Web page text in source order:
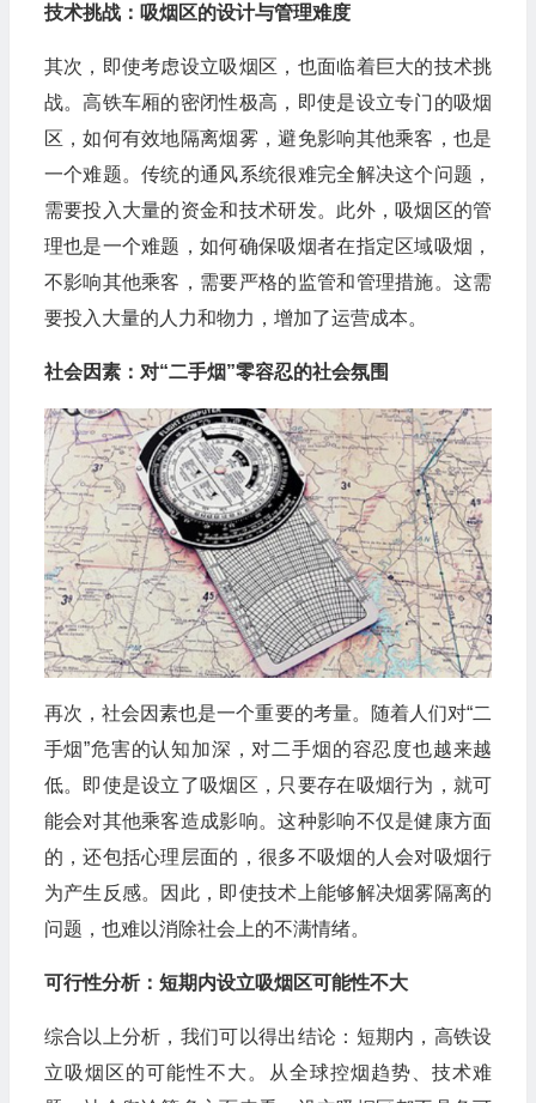
技术挑战：吸烟区的设计与管理难度
其次，即使考虑设立吸烟区，也面临着巨大的技术挑
战。高铁车厢的密闭性极高，即使是设立专门的吸烟
区，如何有效地隔离烟雾，避免影响其他乘客，也是
一个难题。传统的通风系统很难完全解决这个问题，
需要投入大量的资金和技术研发。此外，吸烟区的管
理也是一个难题，如何确保吸烟者在指定区域吸烟，
不影响其他乘客，需要严格的监管和管理措施。这需
要投入大量的人力和物力，增加了运营成本。
社会因素：对“二手烟”零容忍的社会氛围
再次，社会因素也是一个重要的考量。随着人们对“二
手烟”危害的认知加深，对二手烟的容忍度也越来越
低。即使是设立了吸烟区，只要存在吸烟行为，就可
能会对其他乘客造成影响。这种影响不仅是健康方面
的，还包括心理层面的，很多不吸烟的人会对吸烟行
为产生反感。因此，即使技术上能够解决烟雾隔离的
问题，也难以消除社会上的不满情绪。
可行性分析：短期内设立吸烟区可能性不大
综合以上分析，我们可以得出结论：短期内，高铁设
立吸烟区的可能性不大。从全球控烟趋势、技术难